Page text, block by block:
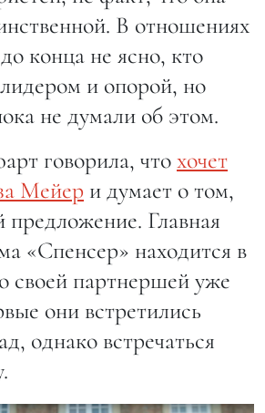
В отношениях
конца не ясно, кто
и опорой, но
не думали об этом.
говорила, чтохочет
Мейер и думает о том,
предложение. Главная
«Спенсер» находится в
своей партнершей уже
они встретились
однако встречаться